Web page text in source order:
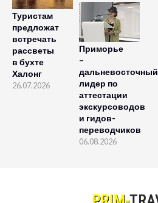
Туристам
предложат
встречать
рассветы
в бухте
Халонг
26.07.2026
Приморье
–
дальневосточный
лидер по
аттестации
экскурсоводов
и гидов-
переводчиков
06.08.2026